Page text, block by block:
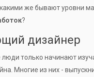
же бывают уровни
?
дизайнер
люди только начинают
Многие из них -